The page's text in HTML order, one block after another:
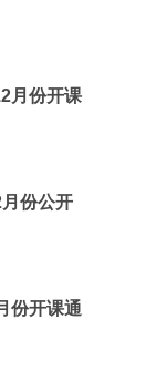
月份开课
份公开
份开课通